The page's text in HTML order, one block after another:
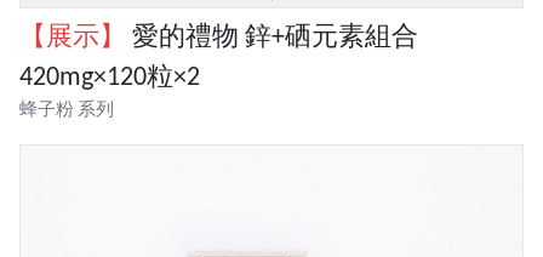
【展示】
愛的禮物 鋅+硒元素組合
420mg×120粒×2
蜂子粉 系列